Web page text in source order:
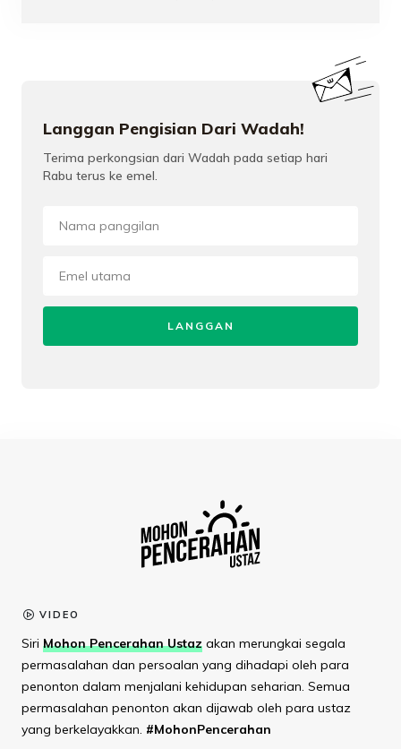
Langgan Pengisian Dari Wadah!
Terima perkongsian dari Wadah pada setiap hari
Rabu terus ke emel.
LANGGAN
VIDEO
Siri Mohon Pencerahan Ustaz akan merungkai segala
permasalahan dan persoalan yang dihadapi oleh para
penonton dalam menjalani kehidupan seharian. Semua
permasalahan penonton akan dijawab oleh para ustaz
yang berkelayakkan. #MohonPencerahan